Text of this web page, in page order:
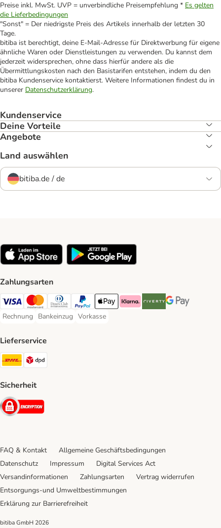
Preise inkl. MwSt. UVP = unverbindliche Preisempfehlung * Es gelten
die Lieferbedingungen
"Sonst" = Der niedrigste Preis des Artikels innerhalb der letzten 30
Tage.
bitiba ist berechtigt, deine E-Mail-Adresse für Direktwerbung für eigene
ähnliche Waren oder Dienstleistungen zu verwenden. Du kannst dem
jederzeit widersprechen, ohne dass hierfür andere als die
Übermittlungskosten nach den Basistarifen entstehen, indem du den
bitiba Kundenservice kontaktierst. Weitere Informationen findest du in
unserer Datenschutzerklärung.
Kundenservice
Deine Vorteile
Angebote
Land auswählen
bitiba.de / de
Zahlungsarten
Visa Payment Method
Mastercard Payment Method
Diners Club Payment Method
PayPal Payment Method
Apple Pay Payment Method
Klarna Payment Method
Riverty Payment Method
Google Pay
Rechnung
Rechnung Payment Method
Bankeinzug
Bankeinzug Payment Method
Vorkasse
Vorkasse Payment Method
Lieferservice
DHL Shipping Method
Sicherheit
Security
FAQ & Kontakt
Allgemeine Geschäftsbedingungen
Datenschutz
Impressum
Digital Services Act
Versandinformationen
Zahlungsarten
Vertrag widerrufen
Entsorgungs-und Umweltbestimmungen
Erklärung zur Barrierefreiheit
bitiba GmbH 2026